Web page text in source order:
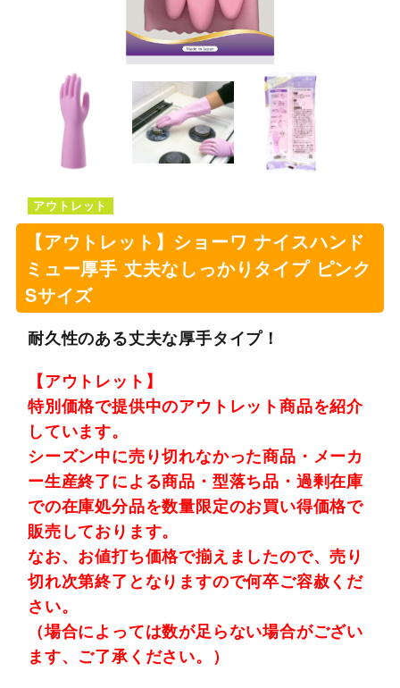
アウトレット
【アウトレット】ショーワ ナイスハンド
ミュー厚手 丈夫なしっかりタイプ ピンク
Sサイズ
耐久性のある丈夫な厚手タイプ！
【アウトレット】
特別価格で提供中のアウトレット商品を紹介
しています。
シーズン中に売り切れなかった商品・メーカ
ー生産終了による商品・型落ち品・過剰在庫
での在庫処分品を数量限定のお買い得価格で
販売しております。
なお、お値打ち価格で揃えましたので、売り
切れ次第終了となりますので何卒ご容赦くだ
さい。
（場合によっては数が足らない場合がござい
ます、ご了承ください。）